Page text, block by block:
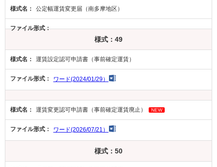
公定幅運賃変更届（南多摩地区）
様式：49
運賃設定認可申請書（事前確定運賃）
ワード(2024/01/29）
運賃変更認可申請書（事前確定運賃廃止） NEW
ワード(2026/07/21）
様式：50